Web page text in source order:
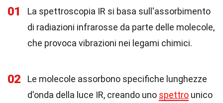
01
La spettroscopia IR si basa sull'assorbimento
di radiazioni infrarosse da parte delle molecole,
che provoca vibrazioni nei legami chimici.
02
Le molecole assorbono specifiche lunghezze
d'onda della luce IR, creando uno spettro unico